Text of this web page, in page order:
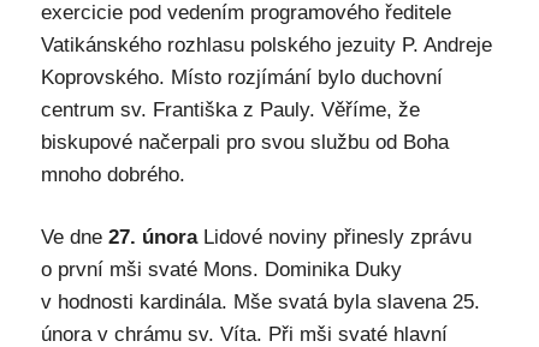
exercicie pod vedením programového ředitele
Vatikánského rozhlasu polského jezuity P. Andreje
Koprovského. Místo rozjímání bylo duchovní
centrum sv. Františka z Pauly. Věříme, že
biskupové načerpali pro svou službu od Boha
mnoho dobrého.
Ve dne 27. únoraLidové noviny přinesly zprávu
o první mši svaté Mons. Dominika Duky
v hodnosti kardinála. Mše svatá byla slavena 25.
února v chrámu sv. Víta. Při mši svaté hlavní